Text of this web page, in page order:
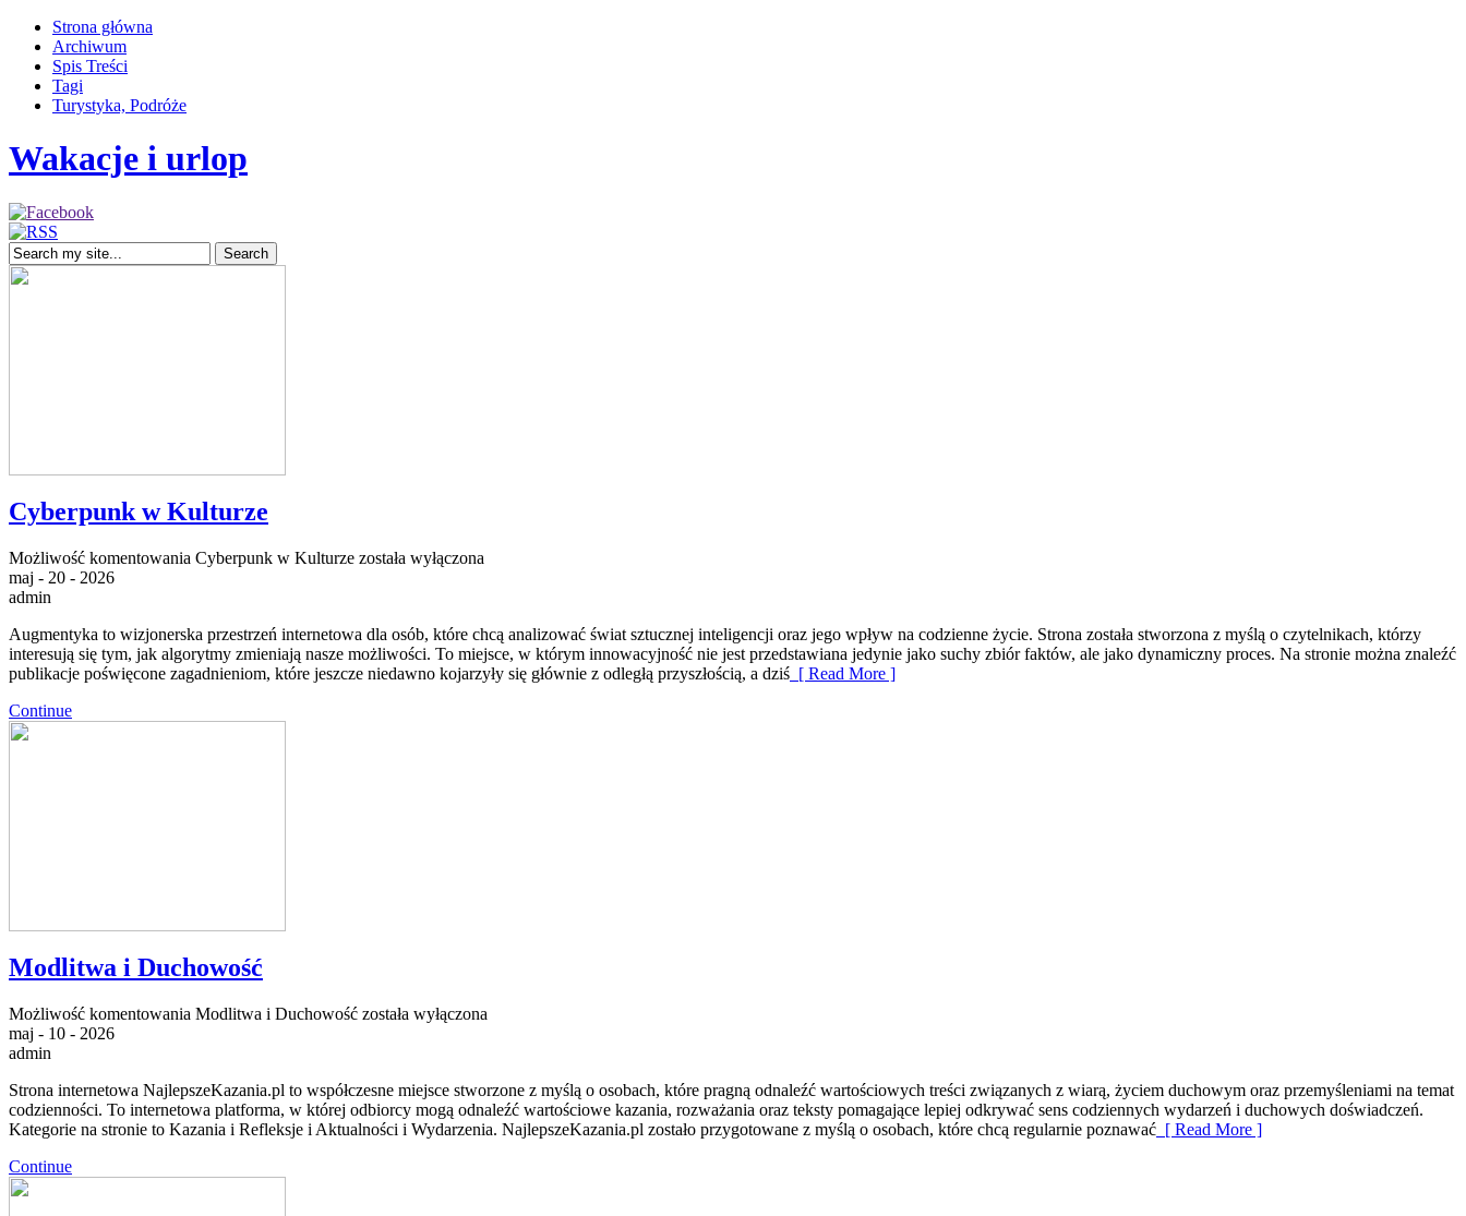
Strona główna
Archiwum
Spis Treści
Tagi
Turystyka, Podróże
Wakacje i urlop
Cyberpunk w Kulturze
Możliwość komentowania Cyberpunk w Kulturze została wyłączona
maj - 20 - 2026
admin
Augmentyka to wizjonerska przestrzeń internetowa dla osób, które chcą analizować świat sztucznej inteligencji oraz jego wpływ na codzienne życie. Strona została stworzona z myślą o czytelnikach, którzy
interesują się tym, jak algorytmy zmieniają nasze możliwości. To miejsce, w którym innowacyjność nie jest przedstawiana jedynie jako suchy zbiór faktów, ale jako dynamiczny proces. Na stronie można znaleźć
publikacje poświęcone zagadnieniom, które jeszcze niedawno kojarzyły się głównie z odległą przyszłością, a dziś [ Read More ]
Continue
Modlitwa i Duchowość
Możliwość komentowania Modlitwa i Duchowość została wyłączona
maj - 10 - 2026
admin
Strona internetowa NajlepszeKazania.pl to współczesne miejsce stworzone z myślą o osobach, które pragną odnaleźć wartościowych treści związanych z wiarą, życiem duchowym oraz przemyśleniami na temat
codzienności. To internetowa platforma, w której odbiorcy mogą odnaleźć wartościowe kazania, rozważania oraz teksty pomagające lepiej odkrywać sens codziennych wydarzeń i duchowych doświadczeń.
Kategorie na stronie to Kazania i Refleksje i Aktualności i Wydarzenia. NajlepszeKazania.pl zostało przygotowane z myślą o osobach, które chcą regularnie poznawać [ Read More ]
Continue